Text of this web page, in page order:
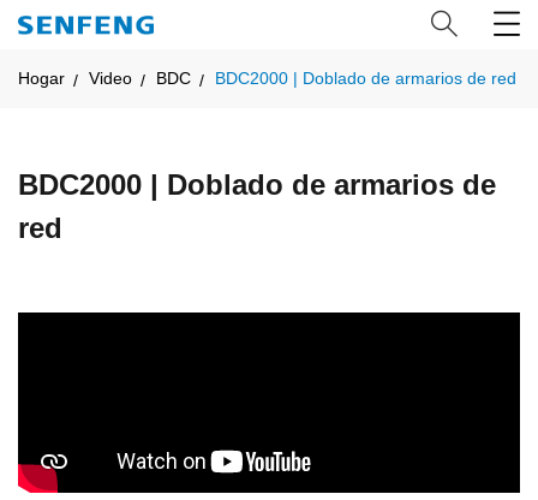
Hogar Video BDC BDC2000 | Doblado de armarios de red
BDC2000 | Doblado de armarios de
red